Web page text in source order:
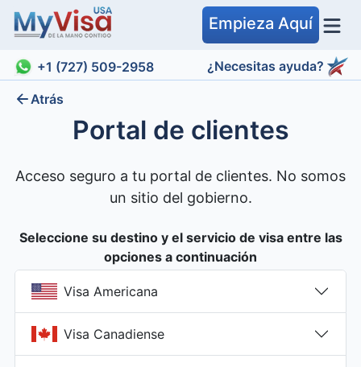
Empieza Aquí
+1 (727) 509-2958 ¿Necesitas ayuda?
Atrás
Portal de clientes
Acceso seguro a tu portal de clientes. No somos
un sitio del gobierno.
Seleccione su destino y el servicio de visa entre las
opciones a continuación
Visa Americana
Visa Canadiense